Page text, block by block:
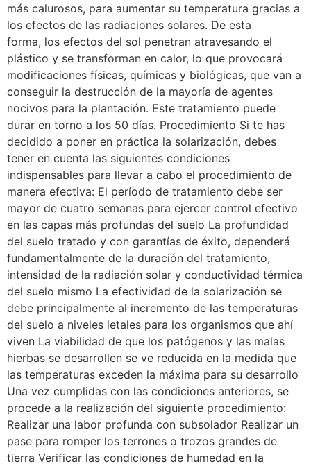
más calurosos, para aumentar su temperatura gracias a
los efectos de las radiaciones solares. De esta
forma, los efectos del sol penetran atravesando el
plástico y se transforman en calor, lo que provocará
modificaciones físicas, químicas y biológicas, que van a
conseguir la destrucción de la mayoría de agentes
nocivos para la plantación. Este tratamiento puede
durar en torno a los 50 días. Procedimiento Si te has
decidido a poner en práctica la solarización, debes
tener en cuenta las siguientes condiciones
indispensables para llevar a cabo el procedimiento de
manera efectiva: El período de tratamiento debe ser
mayor de cuatro semanas para ejercer control efectivo
en las capas más profundas del suelo La profundidad
del suelo tratado y con garantías de éxito, dependerá
fundamentalmente de la duración del tratamiento,
intensidad de la radiación solar y conductividad térmica
del suelo mismo La efectividad de la solarización se
debe principalmente al incremento de las temperaturas
del suelo a niveles letales para los organismos que ahí
viven La viabilidad de que los patógenos y las malas
hierbas se desarrollen se ve reducida en la medida que
las temperaturas exceden la máxima para su desarrollo
Una vez cumplidas con las condiciones anteriores, se
procede a la realización del siguiente procedimiento:
Realizar una labor profunda con subsolador Realizar un
pase para romper los terrones o trozos grandes de
tierra Verificar las condiciones de humedad en la